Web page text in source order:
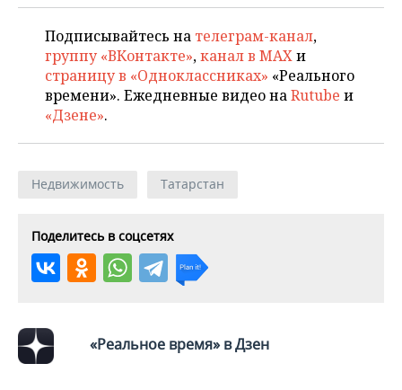
Подписывайтесь на телеграм-канал,
группу «ВКонтакте»,канал в MAXи
страницу в «Одноклассниках» «Реального
времени». Ежедневные видео наRutube и
«Дзене».
Недвижимость Татарстан
Поделитесь в соцсетях
«Реальное время» в Дзен